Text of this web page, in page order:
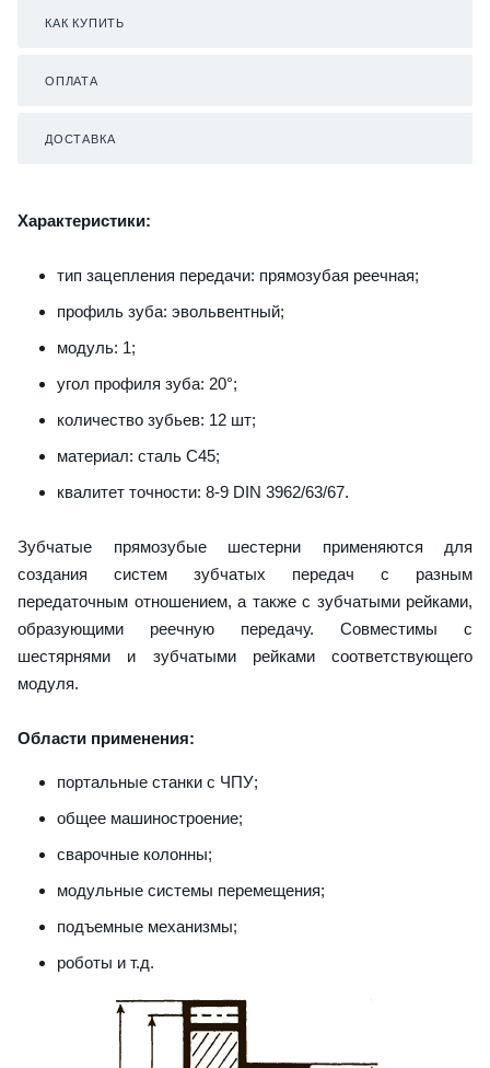
КАК КУПИТЬ
ОПЛАТА
ДОСТАВКА
Характеристики:
тип зацепления передачи: прямозубая реечная;
профиль зуба: эвольвентный;
модуль: 1;
угол профиля зуба: 20°;
количество зубьев: 12 шт;
материал: сталь С45;
квалитет точности: 8-9 DIN 3962/63/67.
Зубчатые прямозубые шестерни применяются для
создания систем зубчатых передач с разным
передаточным отношением, а также с зубчатыми рейками,
образующими реечную передачу. Совместимы с
шестярнями и зубчатыми рейками соответствующего
модуля.
Области применения:
портальные станки с ЧПУ;
общее машиностроение;
сварочные колонны;
модульные системы перемещения;
подъемные механизмы;
роботы и т.д.